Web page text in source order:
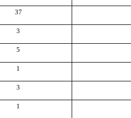
37
3
5
1
3
1